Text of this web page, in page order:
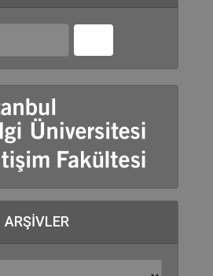
ARŞIVLER